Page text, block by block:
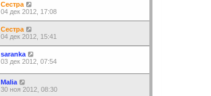
Сестра
04 дек 2012, 17:08
Сестра
04 дек 2012, 15:41
saranka
03 дек 2012, 07:54
Malia
30 ноя 2012, 08:30